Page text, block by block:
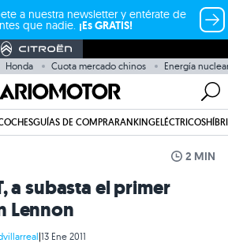
a nuestra newsletter y entérate de
que nadie. ¡Es GRATIS!
Honda Cuota mercado chinos Energía
GUÍAS DE COMPRARANKINGELÉCTRICOS
2 MIN
a subasta el primer
Lennon
|13 Ene 2011